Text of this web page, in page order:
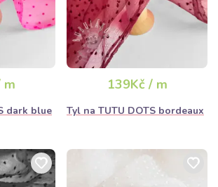
m
dark blue
139Kč / m
Tyl na TUTU DOTS bordeaux